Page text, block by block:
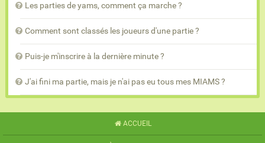
Les parties de yams, comment ça marche ?
Comment sont classés les joueurs d'une partie ?
Puis-je m'inscrire à la dernière minute ?
J'ai fini ma partie, mais je n'ai pas eu tous mes MIAMS ?
ACCUEIL